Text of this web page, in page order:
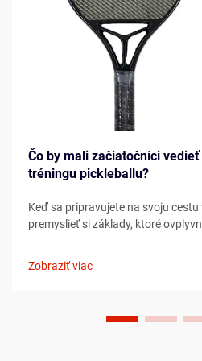
Čo by mali začiatočníci
tréningu pickleballu?
Keď sa pripravujete na svoju cestu
premyslieť si základy, ktoré
Zobraziť viac